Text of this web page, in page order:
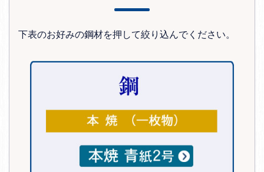
下表のお好みの鋼材を押して絞り込んでください。